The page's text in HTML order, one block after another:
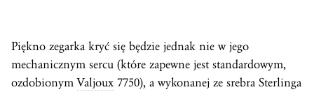
Piękno zegarka kryć się będzie jednak nie w jego
mechanicznym sercu (które zapewne jest standardowym,
ozdobionymValjoux 7750), a wykonanej ze srebra Sterlinga